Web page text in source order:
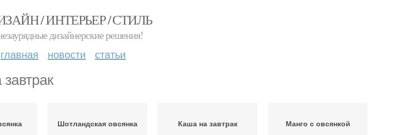
/ ИНТЕРЬЕР / СТИЛЬ
дизайнерские решения!
главная новости статьи
Шотландская овсянка Каша на завтрак Манго с овсянкой